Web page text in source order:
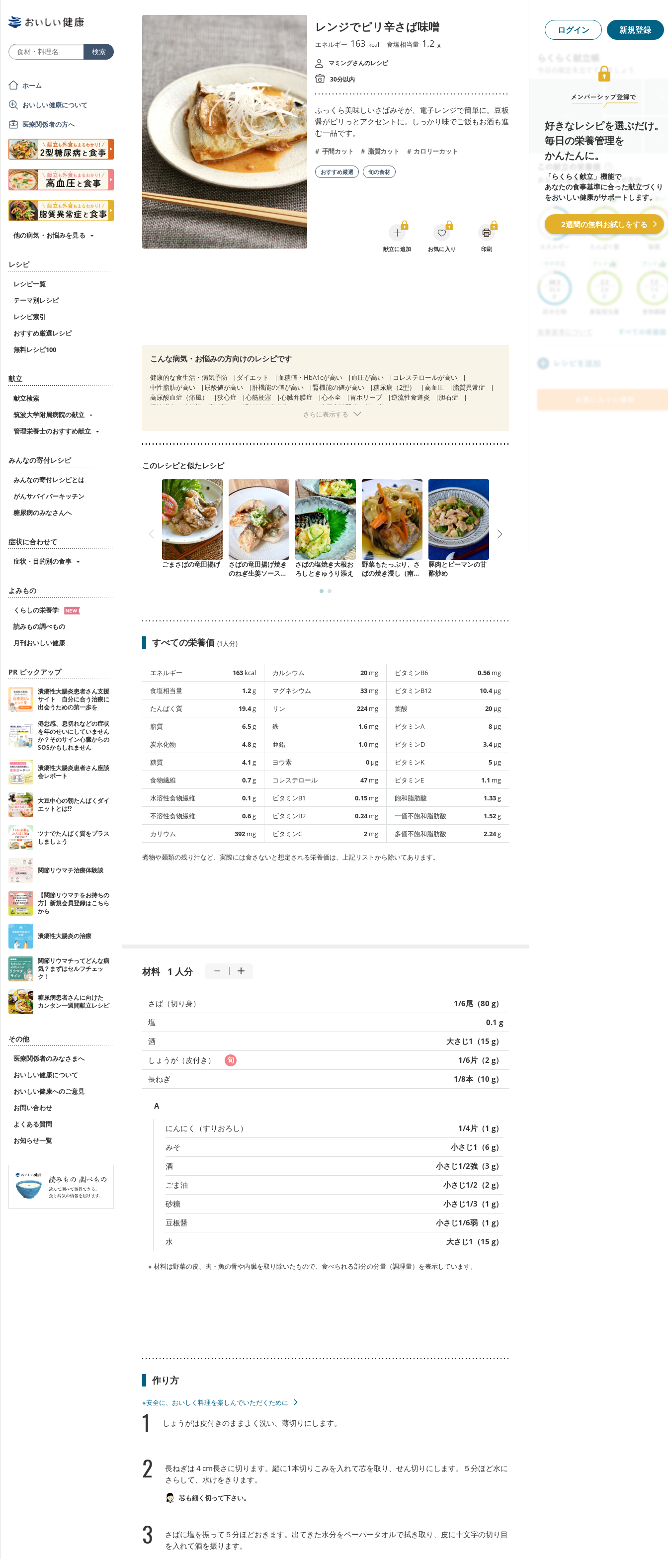
ホーム
おいしい健康について
医療関係者の方へ
他の病気・お悩みを見る
レシピ
レシピ一覧
テーマ別レシピ
レシピ索引
おすすめ厳選レシピ
無料レシピ100
献立
献立検索
筑波大学附属病院の献立
管理栄養士のおすすめ献立
みんなの寄付レシピ
みんなの寄付レシピとは
がんサバイバーキッチン
糖尿病のみなさんへ
症状に合わせて
症状・目的別の食事
よみもの
くらしの栄養学
読みもの調べもの
月刊おいしい健康
PR ピックアップ
潰瘍性大腸炎患者さん支援
サイト 自分に合う治療に
出会うための第一歩を
倦怠感、息切れなどの症状
を年のせいにしていません
か？そのサイン心臓からの
SOSかもしれません
潰瘍性大腸炎患者さん座談
会レポート
大豆中心の朝たんぱくダイ
エットとは!?
ツナでたんぱく質をプラス
しましょう
関節リウマチ治療体験談
【関節リウマチをお持ちの
方】新規会員登録はこちら
から
潰瘍性大腸炎の治療
関節リウマチってどんな病
気？まずはセルフチェッ
ク！
糖尿病患者さんに向けた
カンタン一週間献立レシピ
その他
医療関係者のみなさまへ
おいしい健康について
おいしい健康へのご意見
お問い合わせ
よくある質問
お知らせ一覧
レンジでピリ辛さば味噌
エネルギー 163 kcal 食塩相当量 1.2 g
マミングさんのレシピ
30分以内
ふっくら美味しいさばみそが、電子レンジで簡単に。豆板
醤がピリっとアクセントに。しっかり味でご飯もお酒も進
む一品です。
手間カット 脂質カット カロリーカット
おすすめ厳選 旬の食材
献立に追加 お気に入り 印刷
こんな病気・お悩みの方向けのレシピです
健康的な食生活・病気予防 ダイエット 血糖値・HbA1cが高い 血圧が高い
コレステロールが高い
中性脂肪が高い
尿酸値が高い 肝機能の値が高い 腎機能の値が高い 糖尿病（2型） 高血圧
脂質異常症
高尿酸血症（痛風）
狭心症 心筋梗塞 心臓弁膜症 心不全 胃ポリープ 逆流性食道炎
胆石症
慢性膵炎（移行期・寛解期）
過敏性腸症候群（IBS） 糖尿病性腎症（第３期）
CKD（ステージ１）
乳がん（抗がん剤治療中）
貧血対策
ニキビ・肌荒れ 妊活中 更年期
さらに表示する
このレシピと似たレシピ
ごまさばの竜田揚げ
さばの竜田揚げ焼き
のねぎ生姜ソースが
さばの塩焼き大根お
ろしときゅうり添え
野菜もたっぷり、さ
ばの焼き浸し（南蛮
豚肉とピーマンの甘
酢炒め
すべての栄養価 (1人分)
エネルギー 163 kcal
食塩相当量
1.2g
たんぱく質
19.4g
脂質
6.5g
炭水化物
4.8g
糖質
4.1 g
食物繊維
0.7g
水溶性食物繊維
0.1 g
不溶性食物繊維
0.6g
カリウム
392 mg
カルシウム 20 mg
マグネシウム
33 mg
リン
224mg
鉄
1.6 mg
亜鉛
1.0 mg
ヨウ素
0 µg
コレステロール
47 mg
ビタミンB1
0.15 mg
ビタミンB2
0.24mg
ビタミンC
2 mg
ビタミンB6 0.56 mg
ビタミンB12
10.4µg
葉酸
20 µg
ビタミンA
8 µg
ビタミンD
3.4µg
ビタミンK
5 µg
ビタミンE
1.1 mg
飽和脂肪酸
1.33g
一価不飽和脂肪酸
1.52g
多価不飽和脂肪酸
2.24g
煮物や麺類の残り汁など、実際には食さないと想定される栄養価は、上記リストから除いてあります。
材料 1 人分
さば（切り身）
1/6尾（80 g）
塩
0.1 g
酒
大さじ1（15 g）
しょうが（皮付き）
1/6片（2 g）
長ねぎ
1/8本（10 g）
A
にんにく（すりおろし）
1/4片（1 g）
みそ
小さじ1（6 g）
酒
小さじ1/2強（3 g）
ごま油
小さじ1/2（2 g）
砂糖
小さじ1/3（1 g）
豆板醤
小さじ1/6弱（1 g）
水
大さじ1（15 g）
※ 材料は野菜の皮、肉・魚の骨や内臓を取り除いたもので、食べられる部分の分量（調理量）を表示しています。
作り方
※安全に、おいしく料理を楽しんでいただくために
1 しょうがは皮付きのままよく洗い、薄切りにします。
2
長ねぎは４cm長さに切ります。縦に1本切りこみを入れて芯を取り、せん切りにします。５分ほど水に
さらして、水けをきります。
芯も細く切って下さい。
3
さばに塩を振って５分ほどおきます。出てきた水分をペーパータオルで拭き取り、皮に十文字の切り目
を入れて酒を振ります。
ログイン 新規登録
好きなレシピを選ぶだけ。
毎日の栄養管理を
かんたんに。
「らくらく献立」機能で
あなたの食事基準に合った献立づくり
をおいしい健康がサポートします。
2週間の無料お試しをする